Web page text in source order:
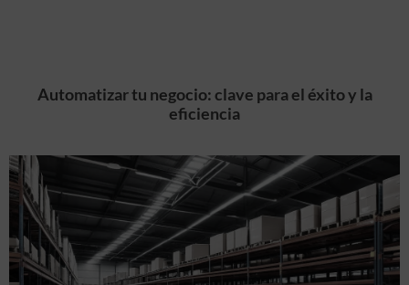
Automatizar tu negocio: clave para el éxito y la
eficiencia